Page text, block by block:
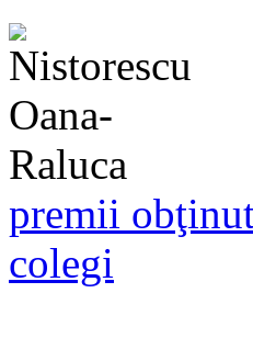
premii
colegi